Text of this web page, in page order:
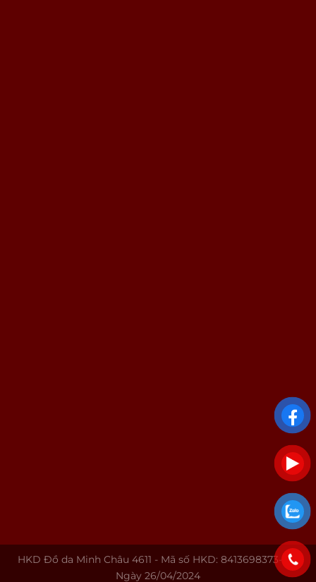
HKD Đồ da Minh Châu 4611 - Mã số HKD: 8413698373-001
Ngày 26/04/2024